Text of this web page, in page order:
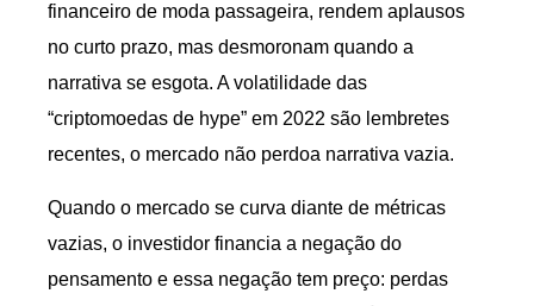
financeiro de moda passageira, rendem aplausos
no curto prazo, mas desmoronam quando a
narrativa se esgota. A volatilidade das
“criptomoedas de hype” em 2022 são lembretes
recentes, o mercado não perdoa narrativa vazia.
Quando o mercado se curva diante de métricas
vazias, o investidor financia a negação do
pensamento e essa negação tem preço: perdas